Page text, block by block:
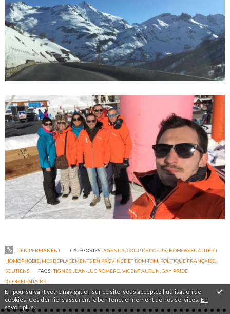
En poursuivant votre navigation sur ce site, vous acceptez l'utilisation de
cookies. Ces derniers assurent le bon fonctionnement de nos services. En
savoir plus
LIEN PERMANENT CATÉGORIES :AGENDA COUP DE COEUR HOMOSEXUALITÉ ET
HOMOPHOBIE MES DÉPLACEMENTS EN PROVINCE ET DOM-TOM POLITIQUE FRANÇAISE
SOUTIENS
TAGS :TIGNES JEAN-LUC ROMERO ,VICENT AUTUN ,GAY PRIDE
0COMMENTAIRE